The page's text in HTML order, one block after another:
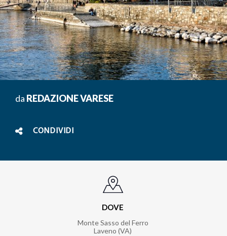
da REDAZIONE VARESE
CONDIVIDI
DOVE
Monte Sasso del Ferro
Laveno (VA)